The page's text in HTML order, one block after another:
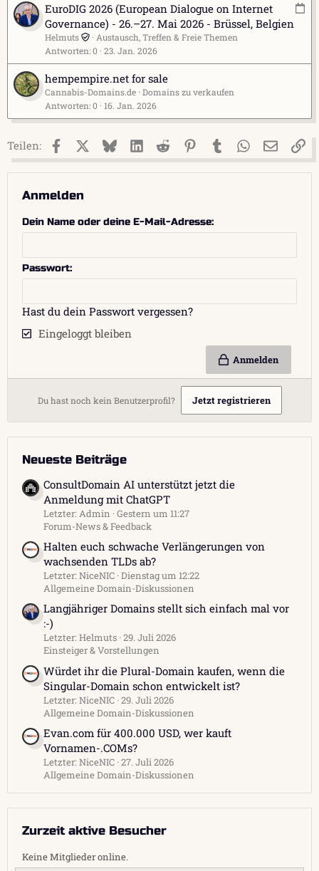
n
t
n
EuroDIG 2026 (European Dialogue on Internet
Governance) - 26.–27. Mai 2026 - Brüssel, Belgien
Helmuts
Austausch, Treffen & Freie Themen
Antworten 0 23. Jan. 2026
hempempire.net for sale
Cannabis-Domains.de Domains zu verkaufen
Antworten 0 16. Jan. 2026
Teilen: FacebookX (Twitter)
BlueskyLinkedIn
Reddit PinterestTumblr WhatsApp
E-Mail
Anmelden
Dein Name oder deine E-Mail-Adresse
Passwort
Hast du dein Passwort vergessen?
Eingeloggt bleiben
Anmelden
Du hast noch kein Benutzerprofil? Jetzt registrieren
Neueste Beiträge
ConsultDomain AI unterstützt jetzt die
Anmeldung mit ChatGPT
Letzter: Admin Gestern um 11:27
Forum-News & Feedback
Halten euch schwache Verlängerungen von
wachsenden TLDs ab?
Letzter: NiceNIC Dienstag um 12:22
Allgemeine Domain-Diskussionen
Langjähriger Domains stellt sich einfach mal vor
:-)
Letzter: Helmuts 29. Juli 2026
Einsteiger & Vorstellungen
Würdet ihr die Plural-Domain kaufen, wenn die
Singular-Domain schon entwickelt ist?
Letzter: NiceNIC 29. Juli 2026
Allgemeine Domain-Diskussionen
Evan.com für 400.000 USD, wer kauft
Vornamen-.COMs?
Letzter: NiceNIC 27. Juli 2026
Allgemeine Domain-Diskussionen
Zurzeit aktive Besucher
Keine Mitglieder online.